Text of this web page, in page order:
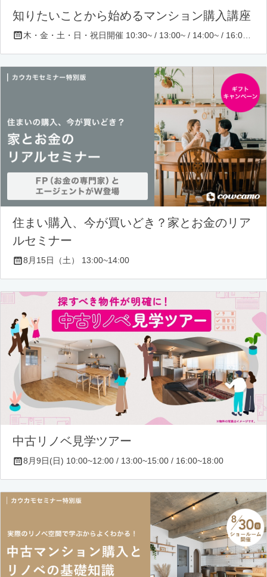
知りたいことから始めるマンション購入講座
住まい購入、今が買いどき？家とお金のリア
ルセミナー
8月15日（土） 13:00~14:00
中古リノベ見学ツアー
8月9日(日) 10:00~12:00 / 13:00~15:00 / 16:00~18:00